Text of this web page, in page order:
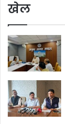
खेल